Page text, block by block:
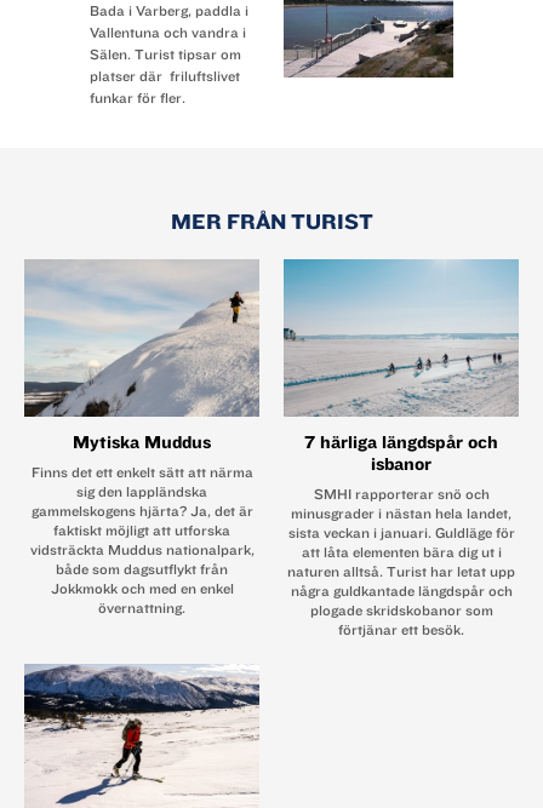
Bada i Varberg, paddla i
Vallentuna och vandra i
Sälen. Turist tipsar om
platser där friluftslivet
funkar för fler.
MER FRÅN TURIST
Mytiska Muddus
Finns det ett enkelt sätt att närma
sig den ­lappländska
gammelskogens hjärta? Ja, det är
faktiskt möjligt att utforska
vidsträckta ­Muddus nationalpark,
både som dagsutflykt från
Jokkmokk och med en enkel
övernattning.
7 härliga längdspår och
isbanor
SMHI rapporterar snö och
minusgrader i nästan hela landet,
sista veckan i januari. Guldläge för
att låta elementen bära dig ut i
naturen alltså. Turist har letat upp
några guldkantade längdspår och
plogade skridskobanor som
förtjänar ett besök.